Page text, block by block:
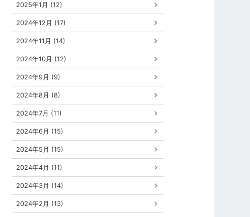
2025年1月 (12)
2024年12月 (17)
2024年11月 (14)
2024年10月 (12)
2024年9月 (9)
2024年8月 (8)
2024年7月 (11)
2024年6月 (15)
2024年5月 (15)
2024年4月 (11)
2024年3月 (14)
2024年2月 (13)